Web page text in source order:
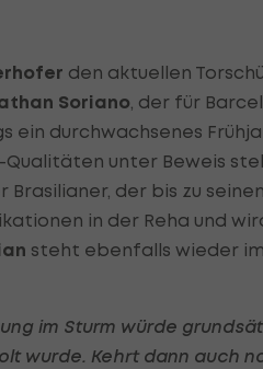
den aktuellen
Soriano, der für
ein durchwachsenes
unter Beweis
der bis zu
in der Reha und
steht ebenfalls wieder
im Sturm würde
wurde. Kehrt dann auch